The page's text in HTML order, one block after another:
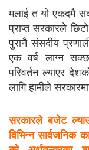
मलाई त यो एकदमै
प्राप्त सरकारले
पुरानै संसदीय
एक वर्ष लाग्न
परिवर्तन ल्याएर
लागि हामीले
सरकारले बजेट
विभिन्न सार्वजनिक